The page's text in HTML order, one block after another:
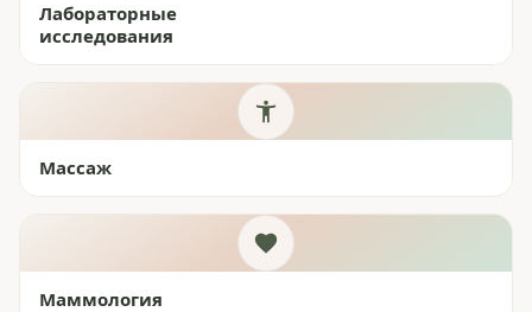
Лабораторные
исследования
Массаж
Маммология